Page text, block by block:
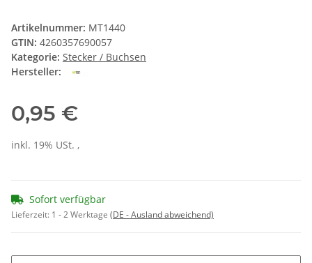
Artikelnummer: MT1440
GTIN: 4260357690057
Kategorie: Stecker / Buchsen
Hersteller:
0,95 €
inkl. 19% USt. ,
Sofort verfügbar
Lieferzeit: 1 - 2 Werktage (DE - Ausland abweichend)